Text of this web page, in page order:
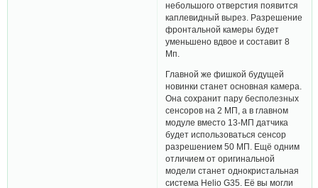
небольшого отверстия появится
каплевидный вырез. Разрешение
фронтальной камеры будет
уменьшено вдвое и составит 8
Мп.
Главной же фишкой будущей
новинки станет основная камера.
Она сохранит пару бесполезных
сенсоров на 2 МП, а в главном
модуле вместо 13-МП датчика
будет использоваться сенсор
разрешением 50 МП. Ещё одним
отличием от оригинальной
модели станет однокристальная
система Helio G35. Её вы могли